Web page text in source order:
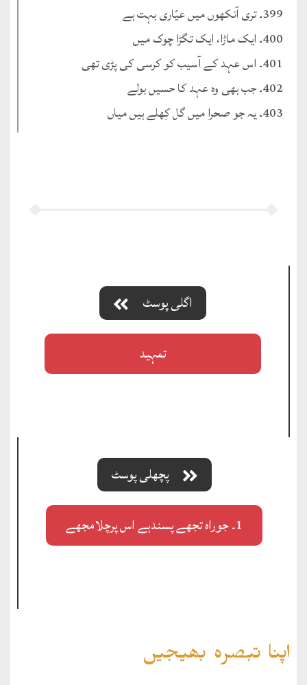
399۔ تری آنکھوں میں عیّاری بہت ہے
400۔ ایک ماڑا، ایک تگڑا چوک میں
401۔ اس عہد کے آسیب کو کرسی کی پڑی تھی
402۔ جب بھی وہ عہد کا حسیں بولے
403۔ یہ جو صحرا میں گل کِھلے ہیں میاں
اگلی پوسٹ
تمہید
پچھلی پوسٹ
1۔ جوراہ تجھے پسندہے اس پرچلامجھے
اپنا تبصرہ بھیجیں